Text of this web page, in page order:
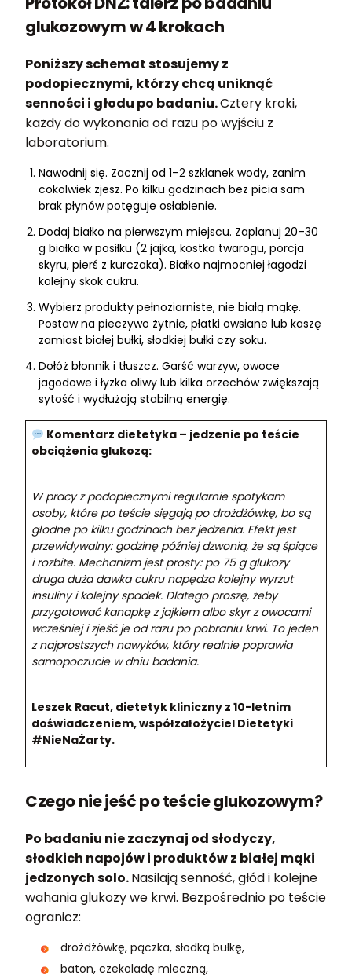
glukozowym w 4 krokach
Poniższy schemat stosujemy z
podopiecznymi, którzy chcą uniknąć
senności i głodu po badaniu.Cztery kroki,
każdy do wykonania od razu po wyjściu z
laboratorium.
Nawodnij się. Zacznij od 1–2 szklanek wody, zanim
cokolwiek zjesz. Po kilku godzinach bez picia sam
brak płynów potęguje osłabienie.
Dodaj białko na pierwszym miejscu. Zaplanuj 20–30
g białka w posiłku (2 jajka, kostka twarogu, porcja
skyru, pierś z kurczaka). Białko najmocniej łagodzi
kolejny skok cukru.
Wybierz produkty pełnoziarniste, nie białą mąkę.
Postaw na pieczywo żytnie, płatki owsiane lub kaszę
zamiast białej bułki, słodkiej bułki czy soku.
Dołóż błonnik i tłuszcz. Garść warzyw, owoce
jagodowe i łyżka oliwy lub kilka orzechów zwiększają
sytość i wydłużają stabilną energię.
Komentarz dietetyka – jedzenie po teście
obciążenia glukozą:
W pracy z podopiecznymi regularnie spotykam
osoby, które po teście sięgają po drożdżówkę, bo są
głodne po kilku godzinach bez jedzenia. Efekt jest
przewidywalny: godzinę później dzwonią, że są śpiące
i rozbite. Mechanizm jest prosty: po 75 g glukozy
druga duża dawka cukru napędza kolejny wyrzut
insuliny i kolejny spadek. Dlatego proszę, żeby
przygotować kanapkę z jajkiem albo skyr z owocami
wcześniej i zjeść je od razu po pobraniu krwi. To jeden
z najprostszych nawyków, który realnie poprawia
samopoczucie w dniu badania.
Leszek Racut, dietetyk kliniczny z 10-letnim
doświadczeniem, współzałożyciel Dietetyki
#NieNaŻarty.
Czego nie jeść po teście glukozowym?
Po badaniu nie zaczynaj od słodyczy,
słodkich napojów i produktów z białej mąki
jedzonych solo.Nasilają senność, głód i kolejne
wahania glukozy we krwi. Bezpośrednio po teście
ogranicz:
drożdżówkę, pączka, słodką bułkę,
baton, czekoladę mleczną,